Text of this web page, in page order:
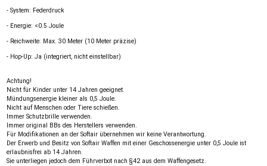
- System: Federdruck
- Energie: <0.5 Joule
- Reichweite: Max. 30 Meter (10 Meter präzise)
- Hop-Up: Ja (integriert, nicht einstellbar)
Achtung!
Nicht für Kinder unter 14 Jahren geeignet.
Mündungsenergie kleiner als 0,5 Joule.
Nicht auf Menschen oder Tiere schießen.
Immer Schutzbrille verwenden.
Immer original BBs des Herstellers verwenden.
Für Modifikationen an der Softair übernehmen wir keine Verantwortung.
Der Erwerb und Besitz von Softair Waffen mit einer Geschossenergie unter 0,5 Joule ist
erlaubnisfrei ab 14 Jahren.
Sie unterliegen jedoch dem Führverbot nach §42 aus dem Waffengesetz.